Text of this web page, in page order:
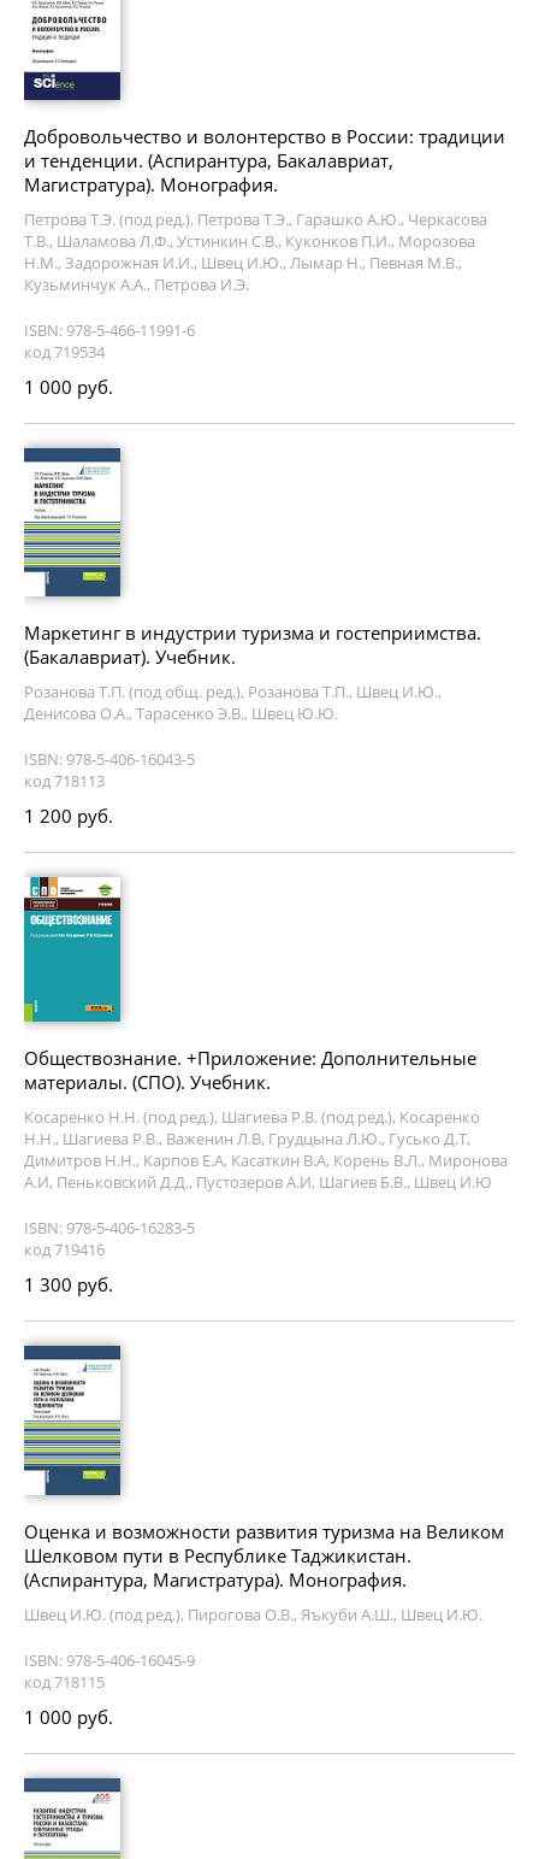
Добровольчество и волонтерство в России: традиции
и тенденции. (Аспирантура, Бакалавриат,
Магистратура). Монография.
Петрова Т.Э. (под ред.), Петрова Т.Э., Гарашко А.Ю., Черкасова
Т.В., Шаламова Л.Ф., Устинкин С.В., Куконков П.И., Морозова
Н.М., Задорожная И.И., Швец И.Ю., Лымар Н., Певная М.В.,
Кузьминчук А.А., Петрова И.Э.
ISBN: 978-5-466-11991-6
код 719534
1 000 руб.
Маркетинг в индустрии туризма и гостеприимства.
(Бакалавриат). Учебник.
Розанова Т.П. (под общ. ред.), Розанова Т.П., Швец И.Ю.,
Денисова О.А., Тарасенко Э.В., Швец Ю.Ю.
ISBN: 978-5-406-16043-5
код 718113
1 200 руб.
Обществознание. +Приложение: Дополнительные
материалы. (СПО). Учебник.
Косаренко Н.Н. (под ред.), Шагиева Р.В. (под ред.), Косаренко
Н.Н., Шагиева Р.В., Важенин Л.В, Грудцына Л.Ю., Гусько Д.Т,
Димитров Н.Н., Карпов Е.А, Касаткин В.А, Корень В.Л., Миронова
А.И, Пеньковский Д.Д., Пустозеров А.И, Шагиев Б.В., Швец И.Ю
ISBN: 978-5-406-16283-5
код 719416
1 300 руб.
Оценка и возможности развития туризма на Великом
Шелковом пути в Республике Таджикистан.
(Аспирантура, Магистратура). Монография.
Швец И.Ю. (под ред.), Пирогова О.В., Яъкуби А.Ш., Швец И.Ю.
ISBN: 978-5-406-16045-9
код 718115
1 000 руб.